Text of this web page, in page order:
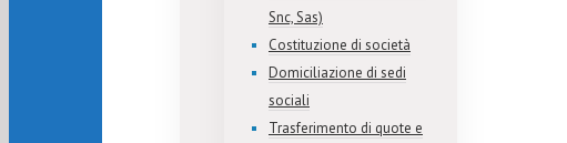
Snc, Sas)
Costituzione di società
Domiciliazione di sedi
sociali
Trasferimento di quote e